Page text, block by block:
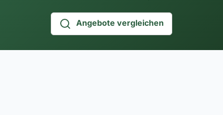
Angebote vergleichen